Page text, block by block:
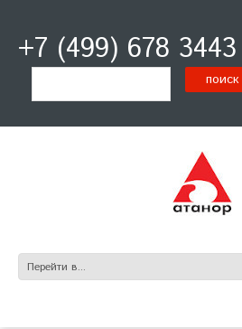
+7 (499) 678 3443